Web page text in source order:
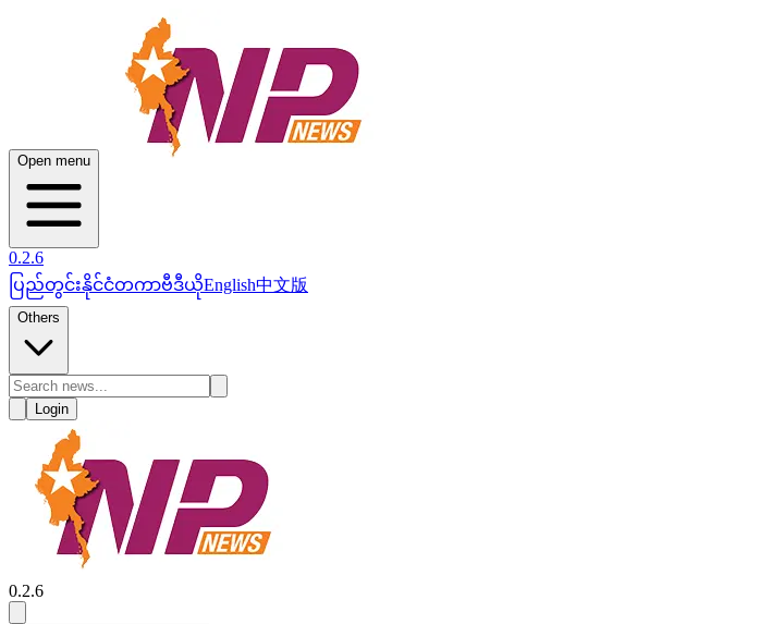
Open menu
0.2.6
ပြည်တွင်းနိုင်ငံတကာဗီဒီယိုEnglish中文版
Others
Login
0.2.6